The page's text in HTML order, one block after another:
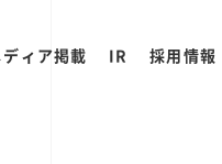
ィア掲載 IR 採用情報